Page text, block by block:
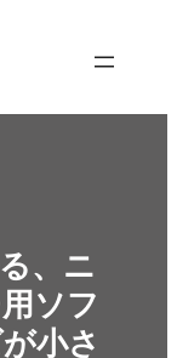
、ニ
ソフ
小さ